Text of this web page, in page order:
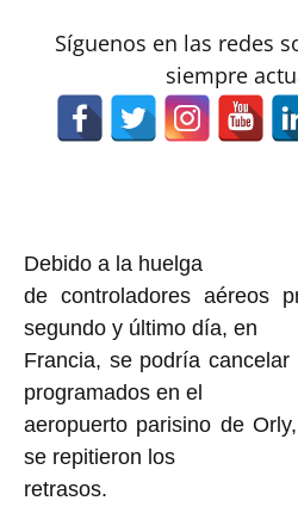
Síguenos en las redes
siempre
Debido a la huelga
de controladores aéreos
segundo y último día, en
Francia, se podría
programados en el
aeropuerto parisino de
se repitieron los
retrasos.